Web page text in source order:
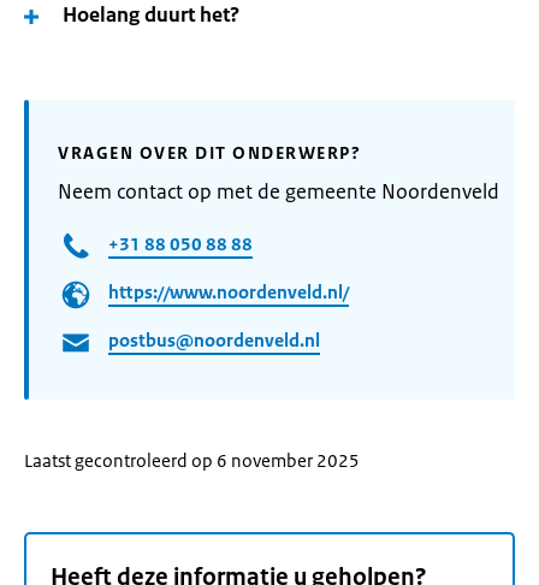
Hoelang duurt het?
VRAGEN OVER DIT ONDERWERP?
Neem contact op met de gemeente Noordenveld
+31 88 050 88 88
https://www.noordenveld.nl/
postbus@noordenveld.nl
Laatst gecontroleerd op 6 november 2025
Heeft deze informatie u geholpen?